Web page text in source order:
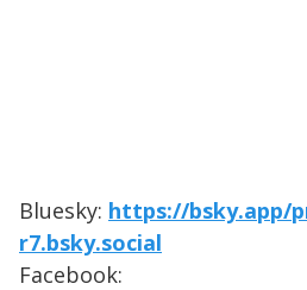
Bluesky: https://bsky.app/
r7.bsky.social
Facebook: